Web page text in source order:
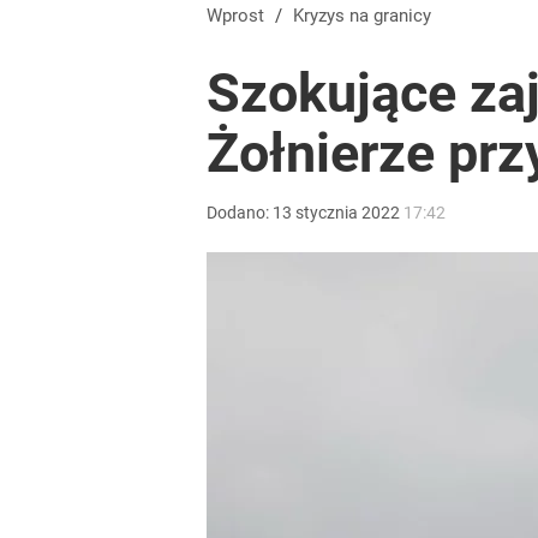
Stanowski na obchodach rocznicy Nawrockiego.
Tego sondażu premier nie może zlekceważyć.
Ile kosztowały obchody rocznicy Nawrockiego?
Wprost / Kryzys na granicy
Szokujące
Żołnierze
Dodano: 13 stycznia 2022 17:42